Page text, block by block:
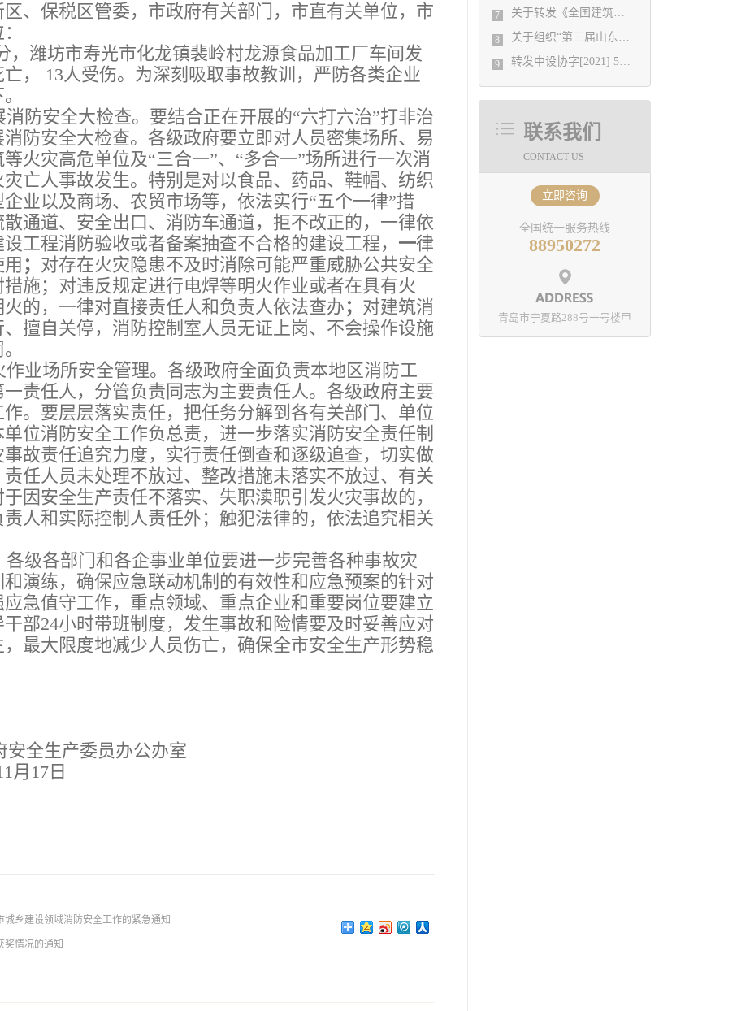
7 关于转发《全国建筑设计行业创新创优学术峰会11月13日在重庆召开》的通知
8 关于组织“第三届山东省城市建设博览会”集中观展活动的通知
9 转发中设协字[2021] 52号关于印发《工程勘察、建筑设计行业和市政公用工程优秀勘察设计奖评选办法》的通知
联系我们
CONTACT US
立即咨询
全国统一服务热线
88950272
青岛市宁夏路288号一号楼甲
、保税区管委，市政府有关部门，市直有关单位，市
，潍坊市寿光市化龙镇裴岭村龙源食品加工厂车间发
， 13人受伤。为深刻吸取事故教训，严防各类企业
防安全大检查。要结合正在开展的“六打六治”打非治
防安全大检查。各级政府要立即对人员密集场所、易
火灾高危单位及“三合一”、“多合一”场所进行一次消
亡人事故发生。特别是对以食品、药品、鞋帽、纺织
业以及商场、农贸市场等，依法实行“五个一律”措
通道、安全出口、消防车通道，拒不改正的，一律依
工程消防验收或者备案抽查不合格的建设工程， 一律
； 对存在火灾隐患不及时消除可能严重威胁公共安全
施；对违反规定进行电焊等明火作业或者在具有火
的，一律对直接责任人和负责人依法查办 ； 对建筑消
擅自关停，消防控制室人员无证上岗、不会操作设施
业场所安全管理。各级政府全面负责本地区消防工
责任人，分管负责同志为主要责任人。各级政府主要
。要层层落实责任，把任务分解到各有关部门、单位
位消防安全工作负总责，进一步落实消防安全责任制
故责任追究力度，实行责任倒查和逐级追查，切实做
任人员未处理不放过、整改措施未落实不放过、有关
因安全生产责任不落实、失职渎职引发火灾事故的，
人和实际控制人责任外；触犯法律的，依法追究相关
级各部门和各企事业单位要进一步完善各种事故灾
演练，确保应急联动机制的有效性和应急预案的针对
急值守工作，重点领域、重点企业和重要岗位要建立
部24小时带班制度，发生事故和险情要及时妥善应对
最大限度地减少人员伤亡，确保全市安全生产形势稳
产委员办公办室
日
乡建设领域消防安全工作的紧急通知
奖情况的通知